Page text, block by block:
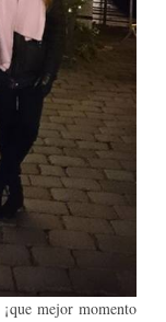
mejor momento